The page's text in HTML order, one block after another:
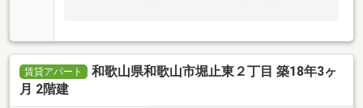
賃貸アパート
和歌山県和歌山市堀止東２丁目 築18年3ヶ
月 2階建